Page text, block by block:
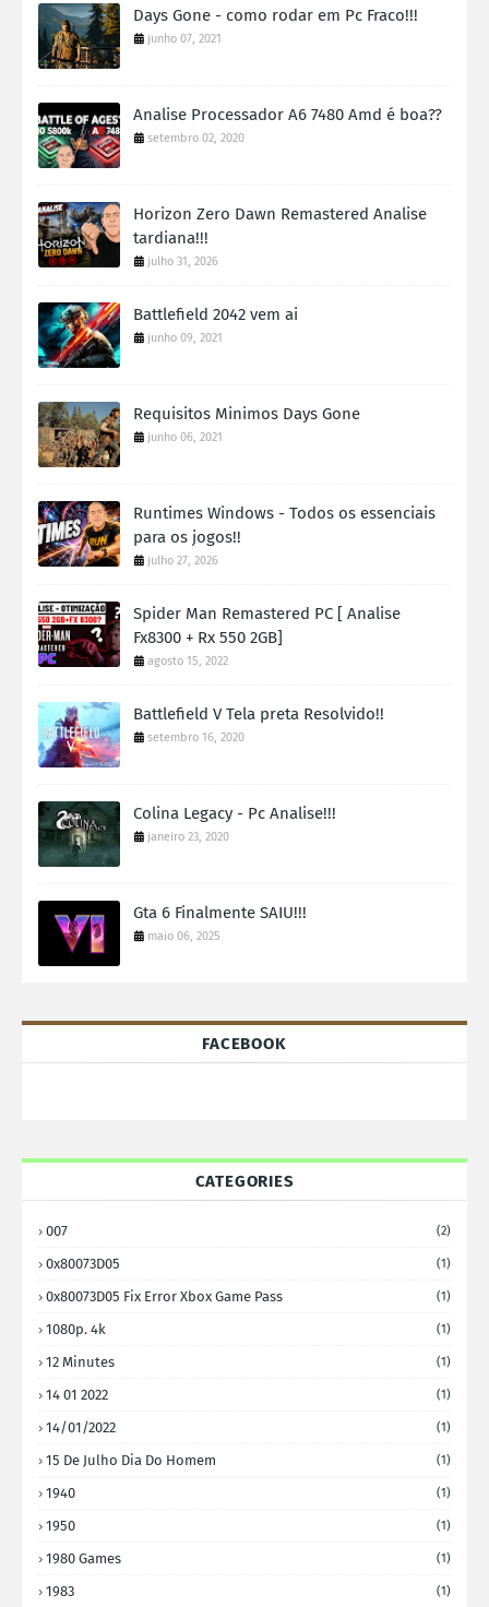
Days Gone - como rodar em Pc Fraco!!!
junho 07, 2021
Analise Processador A6 7480 Amd é boa??
setembro 02, 2020
Horizon Zero Dawn Remastered Analise
tardiana!!!
julho 31, 2026
Battlefield 2042 vem ai
junho 09, 2021
Requisitos Minimos Days Gone
junho 06, 2021
Runtimes Windows - Todos os essenciais
para os jogos!!
julho 27, 2026
Spider Man Remastered PC [ Analise
Fx8300 + Rx 550 2GB]
agosto 15, 2022
Battlefield V Tela preta Resolvido!!
setembro 16, 2020
Colina Legacy - Pc Analise!!!
janeiro 23, 2020
Gta 6 Finalmente SAIU!!!
maio 06, 2025
FACEBOOK
CATEGORIES
007 (2)
0x80073D05 (1)
0x80073D05 Fix Error Xbox Game Pass (1)
1080p. 4k (1)
12 Minutes (1)
14 01 2022 (1)
14/01/2022 (1)
15 De Julho Dia Do Homem (1)
1940 (1)
1950 (1)
1980 Games (1)
1983 (1)